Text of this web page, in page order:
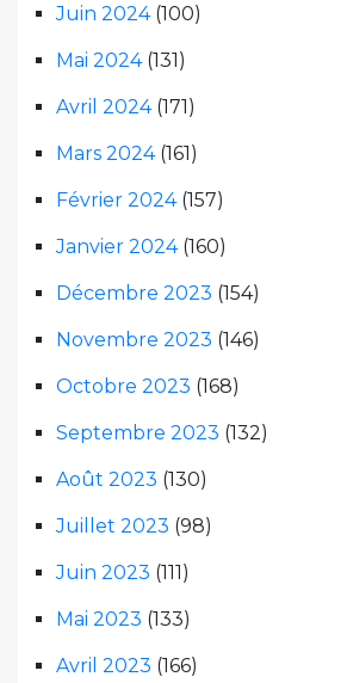
Juin 2024(100)
Mai 2024(131)
Avril 2024(171)
Mars 2024(161)
Février 2024(157)
Janvier 2024(160)
Décembre 2023 (154)
Novembre 2023 (146)
Octobre 2023 (168)
Septembre 2023 (132)
Août 2023 (130)
Juillet 2023 (98)
Juin 2023 (111)
Mai 2023 (133)
Avril 2023 (166)